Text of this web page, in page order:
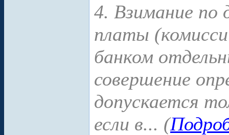
4. Взимание по
платы
банком
совершение
допускается
если в... (